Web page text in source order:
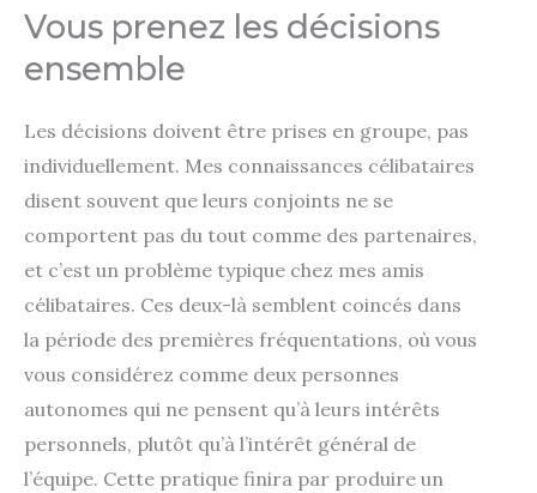
Vous prenez les décisions
ensemble
Les décisions doivent être prises en groupe, pas
individuellement. Mes connaissances célibataires
disent souvent que leurs conjoints ne se
comportent pas du tout comme des partenaires,
et c’est un problème typique chez mes amis
célibataires. Ces deux-là semblent coincés dans
la période des premières fréquentations, où vous
vous considérez comme deux personnes
autonomes qui ne pensent qu’à leurs intérêts
personnels, plutôt qu’à l’intérêt général de
l’équipe. Cette pratique finira par produire un